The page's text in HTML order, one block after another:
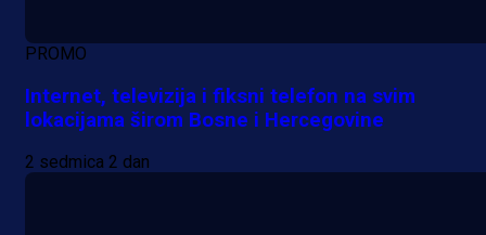
PROMO
Internet, televizija i fiksni telefon na svim
lokacijama širom Bosne i Hercegovine
2 sedmica 2 dan